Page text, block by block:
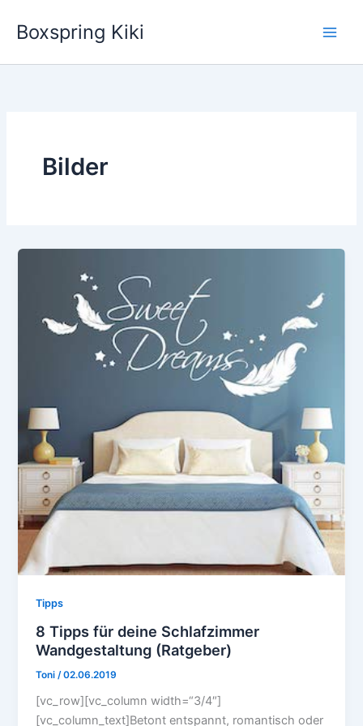
InhaltBoxspring Kiki
Bilder
Tipps
8 Tipps für deine Schlafzimmer
Wandgestaltung (Ratgeber)
Toni /02.06.2019
[vc_row][vc_column width=“3/4″]
[vc_column_text]Betont entspannt, romantisch oder